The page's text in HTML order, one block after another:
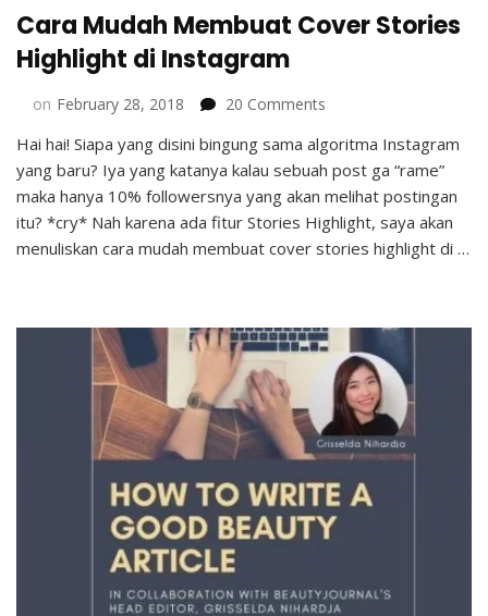
Cara Mudah Membuat Cover Stories
Highlight di Instagram
on February 28, 2018 20 Comments
Mudah
Membuat
Cover
Stories
Highlight
Hai hai! Siapa yang disini bingung sama algoritma Instagram
yang baru? Iya yang katanya kalau sebuah post ga “rame”
maka hanya 10% followersnya yang akan melihat postingan
itu? *cry* Nah karena ada fitur Stories Highlight, saya akan
menuliskan cara mudah membuat cover stories highlight di …